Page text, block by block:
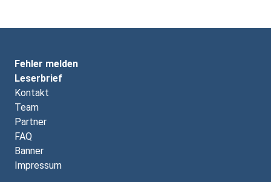
Fehler melden
Leserbrief
Kontakt
Team
Partner
FAQ
Banner
Impressum